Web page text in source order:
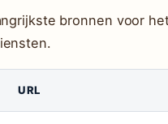
bronnen voor
URL